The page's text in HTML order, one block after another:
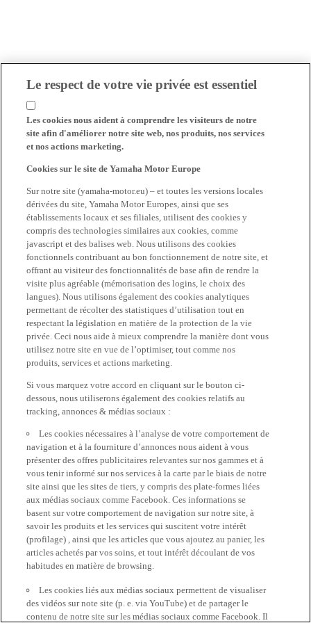
Le respect de votre vie privée est essentiel
Les cookies nous aident à comprendre les visiteurs de notre
site afin d'améliorer notre site web, nos produits, nos services
et nos actions marketing.
Cookies sur le site de Yamaha Motor Europe
Sur notre site (yamaha-motor.eu) – et toutes les versions locales
dérivées du site, Yamaha Motor Europes, ainsi que ses
établissements locaux et ses filiales, utilisent des cookies y
compris des technologies similaires aux cookies, comme
javascript et des balises web. Nous utilisons des cookies
fonctionnels contribuant au bon fonctionnement de notre site, et
offrant au visiteur des fonctionnalités de base afin de rendre la
visite plus agréable (mémorisation des logins, le choix des
langues). Nous utilisons également des cookies analytiques
permettant de récolter des statistiques d’utilisation tout en
respectant la législation en matière de la protection de la vie
privée. Ceci nous aide à mieux comprendre la manière dont vous
utilisez notre site en vue de l’optimiser, tout comme nos
produits, services et actions marketing.
Si vous marquez votre accord en cliquant sur le bouton ci-
dessous, nous utiliserons également des cookies relatifs au
tracking, annonces & médias sociaux :
Les cookies nécessaires à l’analyse de votre comportement de
navigation et à la fourniture d’annonces nous aident à vous
présenter des offres publicitaires relevantes sur nos gammes et à
vous tenir informé sur nos services à la carte par le biais de notre
site ainsi que les sites de tiers, y compris des plate-formes liées
aux médias sociaux comme Facebook. Ces informations se
basent sur votre comportement de navigation sur notre site, à
savoir les produits et les services qui suscitent votre intérêt
(profilage) , ainsi que les articles que vous ajoutez au panier, les
articles achetés par vos soins, et tout intérêt découlant de vos
habitudes en matière de browsing.
Les cookies liés aux médias sociaux permettent de visualiser
des vidéos sur note site (p. e. via YouTube) et de partager le
contenu de notre site sur les médias sociaux comme Facebook. Il